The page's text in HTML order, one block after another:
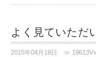
よく見ていただ
2015年04月19日